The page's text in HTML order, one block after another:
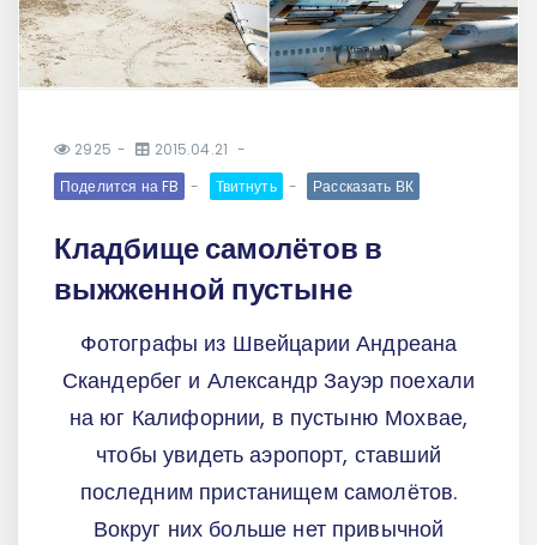
2925
2015.04.21
Поделится на FB
Твитнуть Рассказать ВК
Кладбище самолётов в
выжженной пустыне
Фотографы из Швейцарии Андреана
Скандербег и Александр Зауэр поехали
на юг Калифорнии, в пустыню Мохвае,
чтобы увидеть аэропорт, ставший
последним пристанищем самолётов.
Вокруг них больше нет привычной